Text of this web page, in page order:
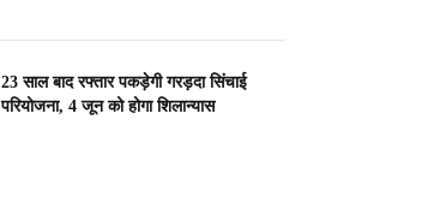
23 साल बाद रफ्तार पकड़ेगी गरड़दा सिंचाई
परियोजना, 4 जून को होगा शिलान्यास